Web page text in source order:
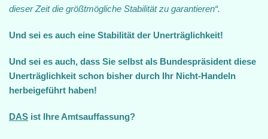
dieser Zeit die größtmögliche Stabilität zu garantieren“.
Und sei es auch eine Stabilität der Unerträglichkeit!
Und sei es auch, dass Sie selbst als Bundespräsident diese
Unerträglichkeit schon bisher durch Ihr Nicht-Handeln
herbeigeführt haben!
DAS ist Ihre Amtsauffassung?